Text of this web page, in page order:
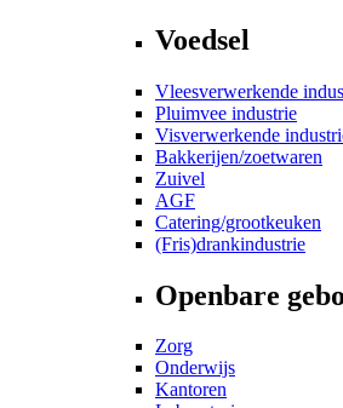
Voedsel
Vleesverwerkende
Pluimvee industrie
Visverwerkende
Bakkerijen/zoetwaren
Zuivel
AGF
Catering/grootkeuken
(Fris)drankindustrie
Openbare
Zorg
Onderwijs
Kantoren